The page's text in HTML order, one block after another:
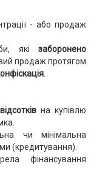
- або продаж
якізаборонено
продаж протягом
.
відсотківна купівлю
чи мінімальна
(кредитування).
фінансування